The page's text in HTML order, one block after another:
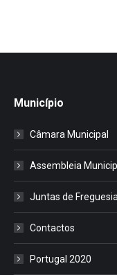
Município
Câmara Municipal
Assembleia
Juntas de Freguesia
Contactos
Portugal 2020